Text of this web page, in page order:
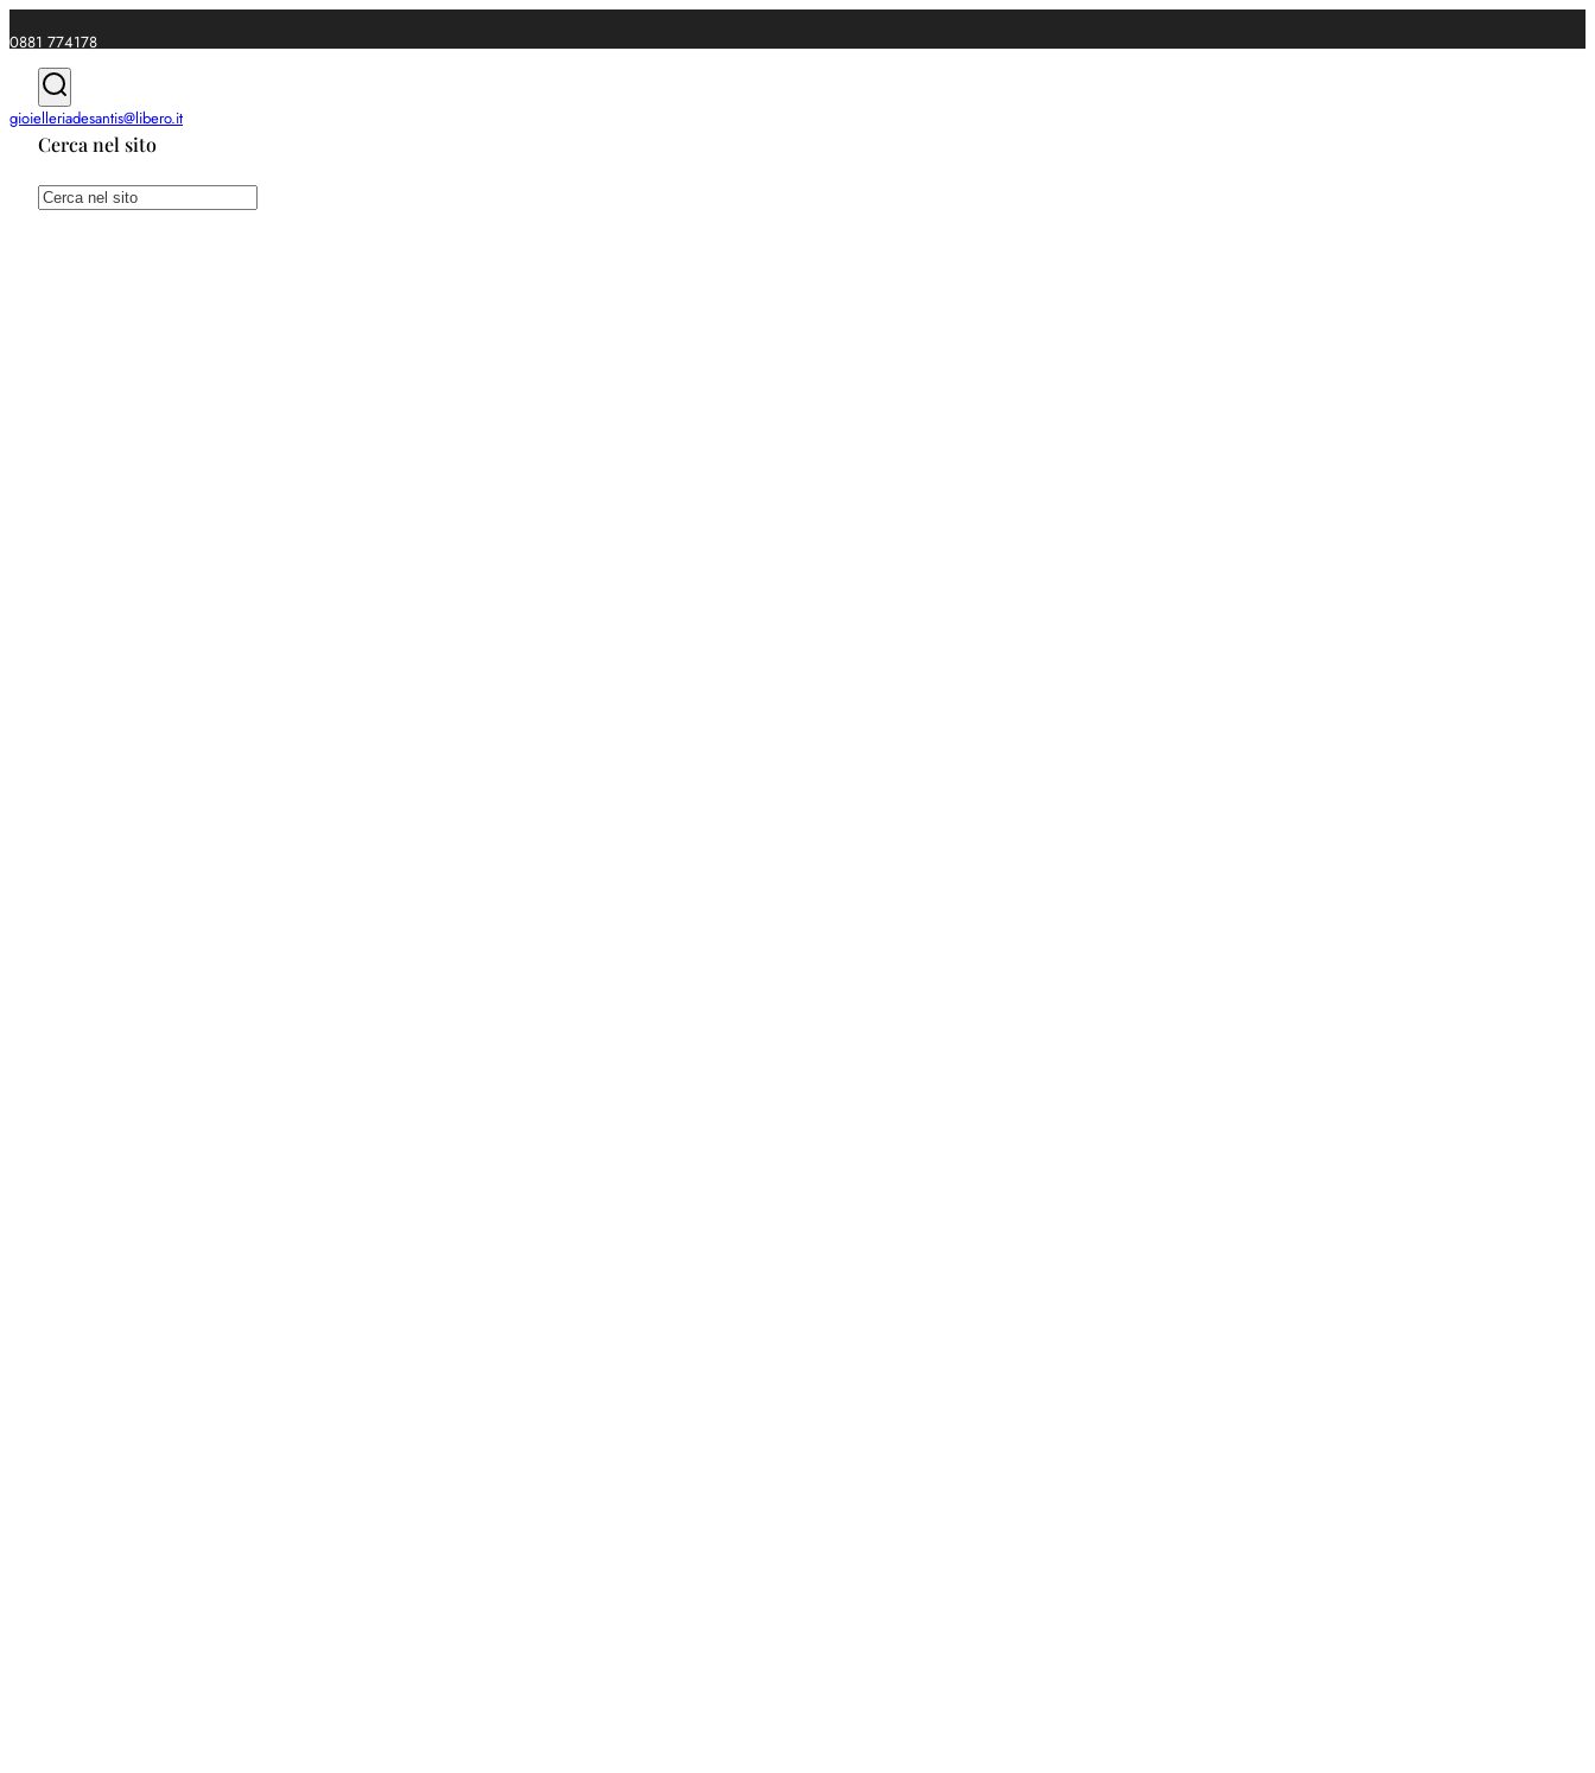
0881 774178
gioielleriadesantis@libero.it
Spedizioni gratuite da €49
Cerca nel sito
Cerca